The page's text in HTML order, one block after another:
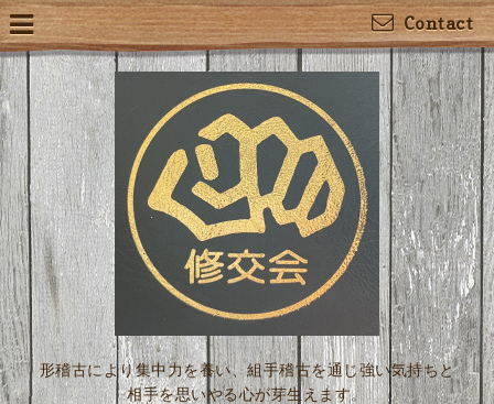
Contact
形稽古により集中力を養い、組手稽古を通じ強い気持ちと
相手を思いやる心が芽生えます。